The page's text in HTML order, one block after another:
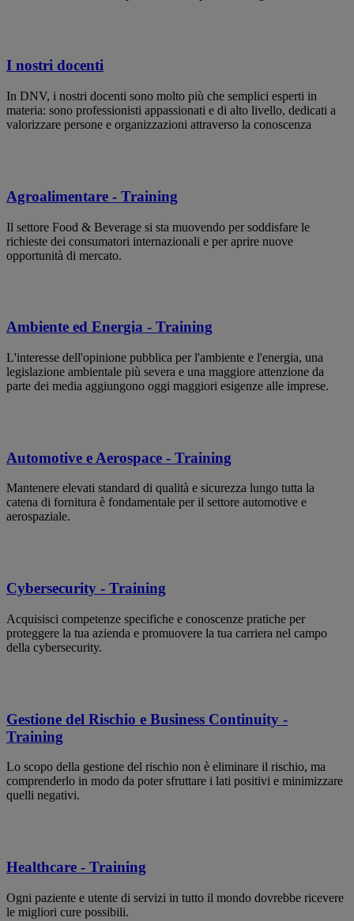
I nostri docenti
In DNV, i nostri docenti sono molto più che semplici esperti in
materia: sono professionisti appassionati e di alto livello, dedicati a
valorizzare persone e organizzazioni attraverso la conoscenza
Agroalimentare - Training
Il settore Food & Beverage si sta muovendo per soddisfare le
richieste dei consumatori internazionali e per aprire nuove
opportunità di mercato.
Ambiente ed Energia - Training
L'interesse dell'opinione pubblica per l'ambiente e l'energia, una
legislazione ambientale più severa e una maggiore attenzione da
parte dei media aggiungono oggi maggiori esigenze alle imprese.
Automotive e Aerospace - Training
Mantenere elevati standard di qualità e sicurezza lungo tutta la
catena di fornitura è fondamentale per il settore automotive e
aerospaziale.
Cybersecurity - Training
Acquisisci competenze specifiche e conoscenze pratiche per
proteggere la tua azienda e promuovere la tua carriera nel campo
della cybersecurity.
Gestione del Rischio e Business Continuity -
Training
Lo scopo della gestione del rischio non è eliminare il rischio, ma
comprenderlo in modo da poter sfruttare i lati positivi e minimizzare
quelli negativi.
Healthcare - Training
Ogni paziente e utente di servizi in tutto il mondo dovrebbe ricevere
le migliori cure possibili.